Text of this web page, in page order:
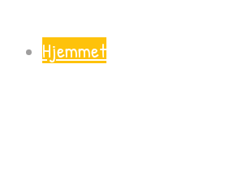
Hjemmet